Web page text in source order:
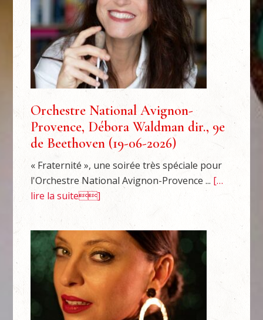
Orchestre National Avignon-
Provence, Débora Waldman dir., 9e
de Beethoven (19-06-2026)
« Fraternité », une soirée très spéciale pour
l'Orchestre National Avignon-Provence ... […
lire la suite]